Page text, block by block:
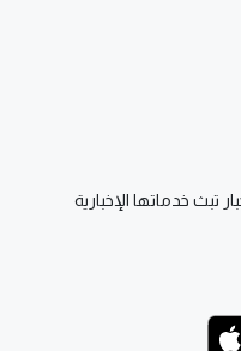
تبث خدماتها الإخبارية